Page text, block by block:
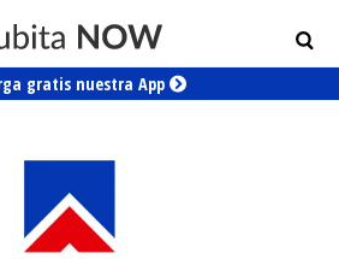
gratis nuestra App